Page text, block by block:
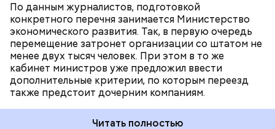
По данным журналистов, подготовкой
конкретного перечня занимается Министерство
экономического развития. Так, в первую очередь
перемещение затронет организации со штатом не
менее двух тысяч человек. При этом в то же
кабинет министров уже предложил ввести
дополнительные критерии, по которым переезд
также предстоит дочерним компаниям.
Читать полностью
В начале июля международные резервы также
достигли исторического максимума. На конец дня
20 июня объем международных резервов
долларов. Ранее установленный рекорд был
траектории, обеспечивающей ее возвращение к
уровню четырех процентов в 2026 году.